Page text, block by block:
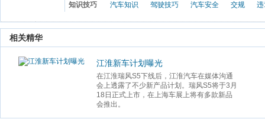
知识技巧 汽车知识 驾驶技巧 汽车安全 交规 违
相关精华
江淮新车计划曝光
在江淮瑞风S5下线后，江淮汽车在媒体沟通
会上透露了不少新产品计划。瑞风S5将于3月
18日正式上市，在上海车展上将有多款新品
会推出。